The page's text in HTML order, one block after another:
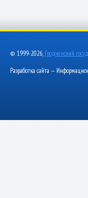
© 1999-2026, Гродненский
Разработка сайта —